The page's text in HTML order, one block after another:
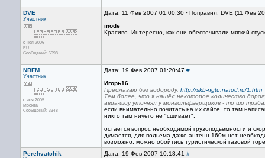
DVE
Участник
с ноя 2006
EU
Сообщений: 5098
Дата: 11 Фев 2007 01:00:30 · Поправил: DVE (11 Фев
inode
Красиво. Интересно, как они обеспечивали мягкий
NBFM
Участник
с ноя 2005
Москва
Сообщений: 3348
Дата: 19 Фев 2007 01:20:47 #
Игорь16
Предлагаю бэз водороду. http://skb-ngtu.narod.ru/1.htm
Тем более, что я нашёл некоторое количество
авиа-шоу уточнял у монгольфьерщиков - то шо
если внимательно почитать на их сайте, то там
никто там ничего не "сшивает".
остается вопрос необходимой грузоподьемности и
думается, для подьема даже антенн 160м нет
возможно, можно обойтись туристической газовой
Perehvatchik
Дата: 19 Фев 2007 10:18:41 #